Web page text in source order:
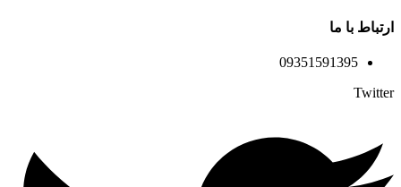
ارتباط با ما
09351591395
Twitter